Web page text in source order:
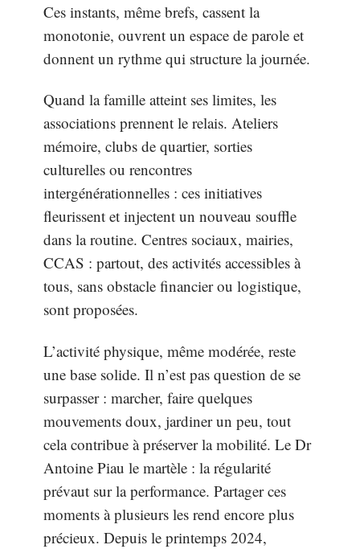
Ces instants, même brefs, cassent la
monotonie, ouvrent un espace de parole et
donnent un rythme qui structure la journée.
Quand la famille atteint ses limites, les
associations prennent le relais. Ateliers
mémoire, clubs de quartier, sorties
culturelles ou rencontres
intergénérationnelles : ces initiatives
fleurissent et injectent un nouveau souffle
dans la routine. Centres sociaux, mairies,
CCAS : partout, des activités accessibles à
tous, sans obstacle financier ou logistique,
sont proposées.
L’activité physique, même modérée, reste
une base solide. Il n’est pas question de se
surpasser : marcher, faire quelques
mouvements doux, jardiner un peu, tout
cela contribue à préserver la mobilité. Le Dr
Antoine Piau le martèle : la régularité
prévaut sur la performance. Partager ces
moments à plusieurs les rend encore plus
précieux. Depuis le printemps 2024,